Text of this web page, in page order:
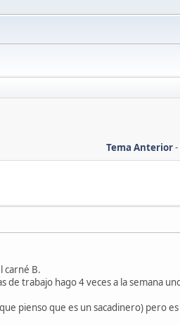
Tema Anterior-
carné B.
de trabajo hago 4 veces a la semana
pienso que es un sacadinero) pero